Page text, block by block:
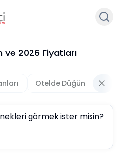
ve 2026 Fiyatları
Otelde Düğün
görmek ister misin?